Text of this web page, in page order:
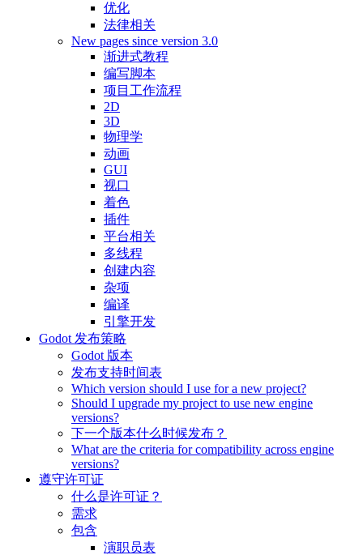
优化
法律相关
New pages since version 3.0
渐进式教程
编写脚本
项目工作流程
2D
3D
物理学
动画
GUI
视口
着色
插件
平台相关
多线程
创建内容
杂项
编译
引擎开发
Godot 发布策略
Godot 版本
发布支持时间表
Which version should I use for a new project?
Should I upgrade my project to use new engine
versions?
下一个版本什么时候发布？
What are the criteria for compatibility across engine
versions?
遵守许可证
什么是许可证？
需求
包含
演职员表